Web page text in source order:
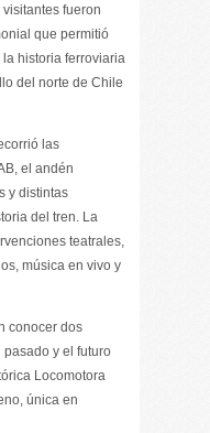
fueron
que permitió
historia ferroviaria
del norte de Chile
las
el andén
y distintas
del tren. La
teatrales,
música en vivo y
conocer dos
pasado y el futuro
Locomotora
única en